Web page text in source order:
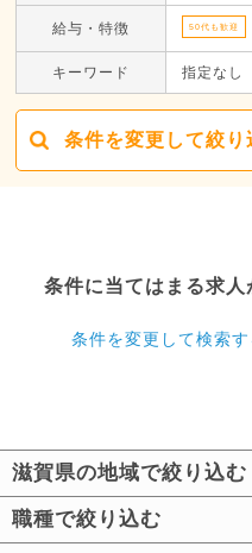
給与・特徴 50代も歓迎
キーワード 指定なし
条件を変更して絞り
条件に当てはまる求人
条件を変更して検索
滋賀県の地域で絞り込む
職種で絞り込む